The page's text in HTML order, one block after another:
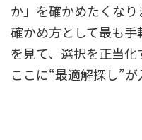
か」を確かめたくなり
確かめ方として最も
を見て、選択を正当化
ここに“最適解探し”が